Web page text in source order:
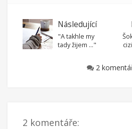
Následující
"A takhle my
tady žijem ..."
2
2 komentáře: